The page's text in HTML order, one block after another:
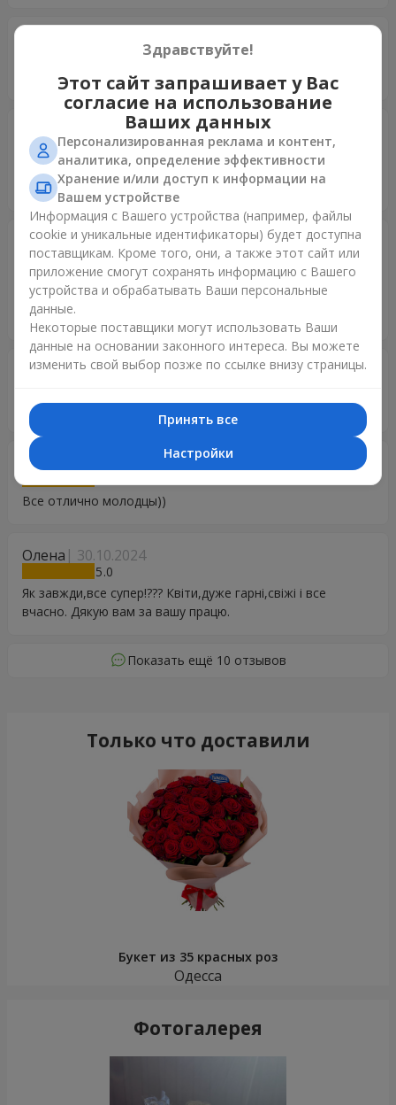
Дякую вам за доставку квіти гарні
17.07.2025
5
Все просто чудово!!! Замовлення, оформлення,доставка!!!
Все на найвищому рівні!!!
Андрей 09.12.2024
5
Огромное спасибо за Ваш шикарный сервис. Все очень
понравилось имениннице ?????? Процветания Вашей
компании ???
Олег 07.12.2024
ВЕЛИКЕ ДЯКУЮ.
Сергій
Все отлично молодцы))
Олена 30.10.2024
5
Як завжди,все супер!??? Квіти,дуже гарні,свіжі і все
вчасно. Дякую вам за вашу працю.
Показать ещё 10 отзывов
Только что доставили
Букет из 35 красных роз
Одесса
Фотогалерея
Здравствуйте!
Этот сайт запрашивает у Вас
согласие на использование
Ваших данных
Персонализированная реклама и контент,
аналитика, определение эффективности
Хранение и/или доступ к информации на
Вашем устройстве
Информация с Вашего устройства (например, файлы
cookie и уникальные идентификаторы) будет доступна
поставщикам. Кроме того, они, а также этот сайт или
приложение смогут сохранять информацию с Вашего
устройства и обрабатывать Ваши персональные
данные.
Некоторые поставщики могут использовать Ваши
данные на основании законного интереса. Вы можете
изменить свой выбор позже по ссылке внизу страницы.
Принять все
Настройки